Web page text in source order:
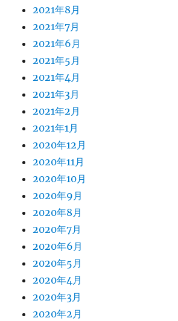
2021年8月
2021年7月
2021年6月
2021年5月
2021年4月
2021年3月
2021年2月
2021年1月
2020年12月
2020年11月
2020年10月
2020年9月
2020年8月
2020年7月
2020年6月
2020年5月
2020年4月
2020年3月
2020年2月